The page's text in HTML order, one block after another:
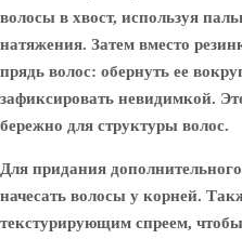
волосы в хвост, используя
натяжения. Затем вместо
прядь волос: обернуть ее
зафиксировать невидимкой.
бережно для структуры волос.
Для придания
начесать волосы у корней.
текстурирующим спреем,